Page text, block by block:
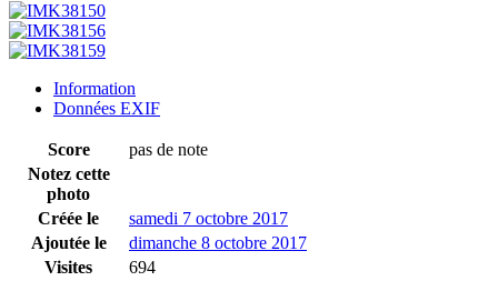
Information
Données EXIF
Score
pas de note
Notez cette
photo
Créée le
samedi 7 octobre 2017
Ajoutée le
dimanche 8 octobre 2017
Visites
694